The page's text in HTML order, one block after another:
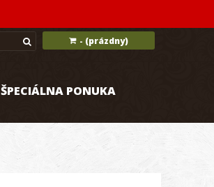
- (prázdny)
ŠPECIÁLNA PONUKA